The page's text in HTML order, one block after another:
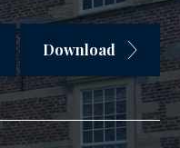
Download